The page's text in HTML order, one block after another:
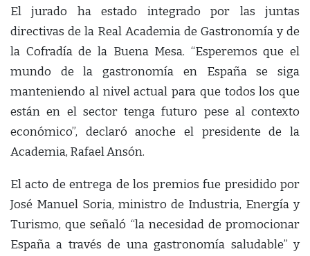
El jurado ha estado integrado por las juntas
directivas de la Real Academia de Gastronomía y de
la Cofradía de la Buena Mesa. “Esperemos que el
mundo de la gastronomía en España se siga
manteniendo al nivel actual para que todos los que
están en el sector tenga futuro pese al contexto
económico”, declaró anoche el presidente de la
Academia, Rafael Ansón.
El acto de entrega de los premios fue presidido por
José Manuel Soria, ministro de Industria, Energía y
Turismo, que señaló “la necesidad de promocionar
España a través de una gastronomía saludable” y